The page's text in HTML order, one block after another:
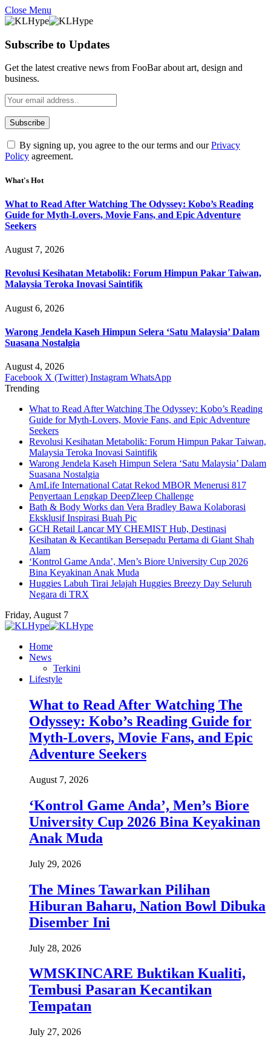
Close Menu
Subscribe to Updates
Get the latest creative news from FooBar about art, design and
business.
By signing up, you agree to the our terms and ourPrivacy
Policy agreement.
What's Hot
What to Read After Watching The Odyssey: Kobo’s Reading
Guide for Myth-Lovers, Movie Fans, and Epic Adventure
Seekers
August 7, 2026
Revolusi Kesihatan Metabolik: Forum Himpun Pakar Taiwan,
Malaysia Teroka Inovasi Saintifik
August 6, 2026
Warong Jendela Kaseh Himpun Selera ‘Satu Malaysia’ Dalam
Suasana Nostalgia
August 4, 2026
Facebook X (Twitter) Instagram WhatsApp
Trending
What to Read After Watching The Odyssey: Kobo’s Reading
Guide for Myth-Lovers, Movie Fans, and Epic Adventure
Seekers
Revolusi Kesihatan Metabolik: Forum Himpun Pakar Taiwan,
Malaysia Teroka Inovasi Saintifik
Warong Jendela Kaseh Himpun Selera ‘Satu Malaysia’ Dalam
Suasana Nostalgia
AmLife International Catat Rekod MBOR Menerusi 817
Penyertaan Lengkap DeepZleep Challenge
Bath & Body Works dan Vera Bradley Bawa Kolaborasi
Eksklusif Inspirasi Buah Pic
GCH Retail Lancar MY CHEMIST Hub, Destinasi
Kesihatan & Kecantikan Bersepadu Pertama di Giant Shah
Alam
‘Kontrol Game Anda’, Men’s Biore University Cup 2026
Bina Keyakinan Anak Muda
Huggies Labuh Tirai Jelajah Huggies Breezy Day Seluruh
Negara di TRX
Friday, August 7
Home
News
Terkini
Lifestyle
What to Read After Watching The
Odyssey: Kobo’s Reading Guide for
Myth-Lovers, Movie Fans, and Epic
Adventure Seekers
August 7, 2026
‘Kontrol Game Anda’, Men’s Biore
University Cup 2026 Bina Keyakinan
Anak Muda
July 29, 2026
The Mines Tawarkan Pilihan
Hiburan Baharu, Nation Bowl Dibuka
Disember Ini
July 28, 2026
WMSKINCARE Buktikan Kualiti,
Tembusi Pasaran Kecantikan
Tempatan
July 27, 2026